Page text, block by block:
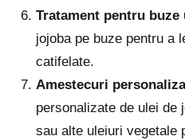
Tratament pentru buze
jojoba pe buze pentru a
catifelate.
Amestecuri
personalizate de ulei de
sau alte uleiuri vegetale